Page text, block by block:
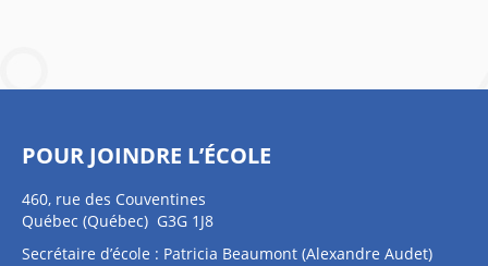
POUR JOINDRE L’ÉCOLE
460, rue des Couventines
Québec (Québec) G3G 1J8
Secrétaire d’école : Patricia Beaumont (Alexandre Audet)